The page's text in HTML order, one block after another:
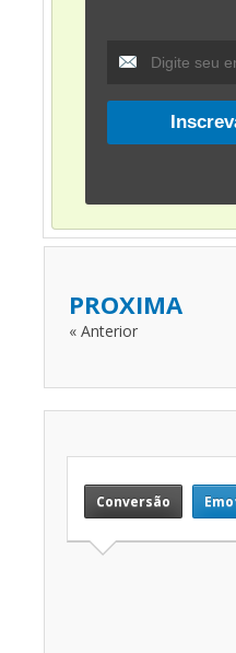
PROXIMA
« Anterior
Conversão